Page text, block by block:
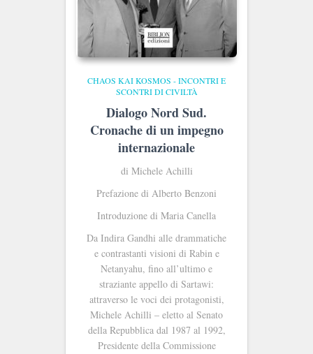
CHAOS KAI KOSMOS - INCONTRI E
SCONTRI DI CIVILTÀ
Dialogo Nord Sud.
Cronache di un impegno
internazionale
di Michele Achilli
Prefazione di Alberto Benzoni
Introduzione di Maria Canella
Da Indira Gandhi alle drammatiche
e contrastanti visioni di Rabin e
Netanyahu, fino all’ultimo e
straziante appello di Sartawi:
attraverso le voci dei protagonisti,
Michele Achilli – eletto al Senato
della Repubblica dal 1987 al 1992,
Presidente della Commissione